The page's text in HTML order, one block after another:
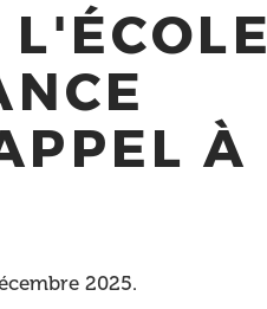
À
2025.